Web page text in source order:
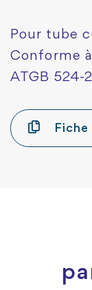
Pour tube
Conforme
ATGB 524-2